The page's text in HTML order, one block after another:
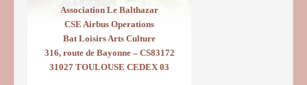
Association Le Balthazar
CSE Airbus Operations
Bat Loisirs Arts Culture
316, route de Bayonne – CS83172
31027 TOULOUSE CEDEX 03